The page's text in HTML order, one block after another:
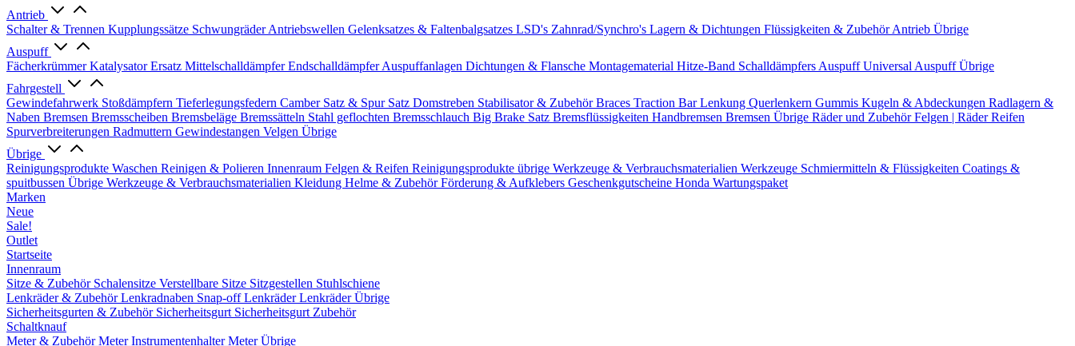
Antrieb
Schalter & Trennen Kupplungssätze SchwungräderAntriebswellen Gelenksatzes & Faltenbalgsatzes LSD's Zahnrad/Synchro's Lagern & Dichtungen Flüssigkeiten & ZubehörAntrieb Übrige
Auspuff
FächerkrümmerKatalysator Ersatz MittelschalldämpferEndschalldämpferAuspuffanlagen Dichtungen & Flansche Montagematerial Hitze-Band Schalldämpfers Auspuff Universal Auspuff Übrige
Fahrgestell
Gewindefahrwerk Stoßdämpfern Tieferlegungsfedern Camber Satz & Spur Satz Domstreben Stabilisator & ZubehörBraces Traction BarLenkung Querlenkern Gummis Kugeln & Abdeckungen Radlagern &
Naben Bremsen Bremsscheiben Bremsbeläge Bremssätteln Stahl geflochten Bremsschlauch Big Brake Satz Bremsflüssigkeiten Handbremsen Bremsen Übrige Räder und ZubehörFelgen | RäderReifen
Spurverbreiterungen Radmuttern Gewindestangen Velgen Übrige
Übrige
Reinigungsprodukte Waschen Reinigen & Polieren Innenraum Felgen & Reifen Reinigungsprodukte übrige Werkzeuge & Verbrauchsmaterialien Werkzeuge Schmiermitteln & Flüssigkeiten Coatings &
spuitbussen Übrige Werkzeuge & Verbrauchsmaterialien Kleidung Helme & ZubehörFörderung & Aufklebers Geschenkgutscheine Honda Wartungspaket
Marken
Neue
Sale!
Outlet
Startseite
Innenraum
Sitze & Zubehör Schalensitze Verstellbare Sitze Sitzgestellen Stuhlschiene
Lenkräder & ZubehörLenkradnaben Snap-offLenkräderLenkräder Übrige
Sicherheitsgurten & Zubehör Sicherheitsgurt Sicherheitsgurt Zubehör
Schaltknauf
Meter & ZubehörMeterInstrumentenhalterMeter Übrige